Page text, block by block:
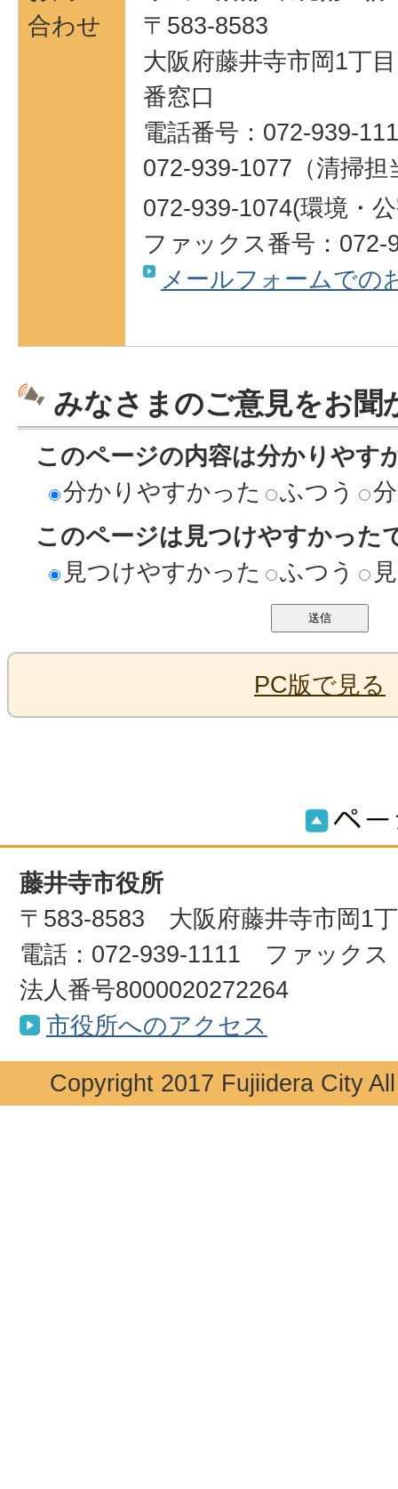
合わせ
〒583-8583
大阪府藤井寺市岡1丁
番窓口
電話番号：072-939-
072-939-1077（清掃担
072-939-1074(環境・
ファックス番号：072-
メールフォームでの
みなさまのご意見をお聞
このページの内容は分かりやす
分かりやすかった
ふつう
このページは見つけやすかった
見つけやすかった
ふつう
PC版で見る
藤井寺市役所
〒583-8583 大阪府藤井寺市岡1
電話：072-939-1111 ファックス
法人番号8000020272264
市役所へのアクセス
Copyright 2017 Fujiidera City